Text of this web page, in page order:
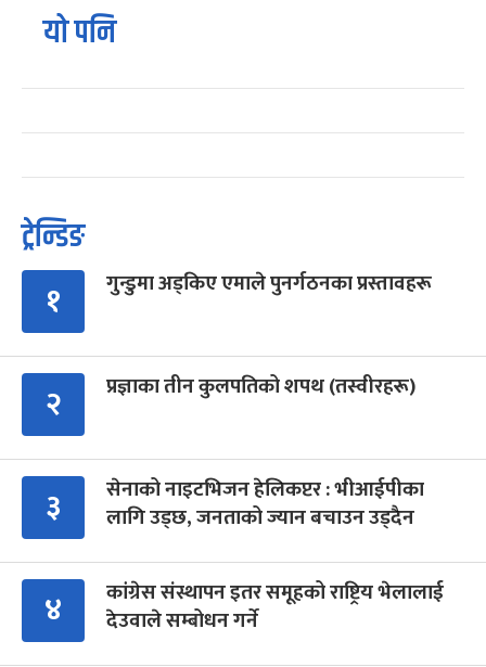
यो पनि
ट्रेन्डिङ
१ गुन्डुमा अड्किए एमाले पुनर्गठनका प्रस्तावहरू
२ प्रज्ञाका तीन कुलपतिको शपथ (तस्वीरहरू)
३
सेनाको नाइटभिजन हेलिकप्टर : भीआईपीका
लागि उड्छ, जनताको ज्यान बचाउन उड्दैन
४
कांग्रेस संस्थापन इतर समूहको राष्ट्रिय भेलालाई
देउवाले सम्बोधन गर्ने